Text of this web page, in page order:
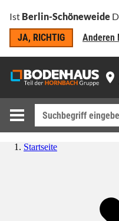
Ist Berlin-Schöneweide
JA, RICHTIG
Anderen
Startseite